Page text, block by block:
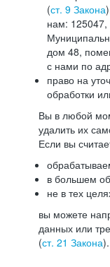
(ст. 9 Закона
нам: 125047,
дом 48,
с нами по
право на
обработки
Вы в любой
удалить их
Если вы
в большем
не в тех
вы можете
данных или
(ст. 21 Закона).